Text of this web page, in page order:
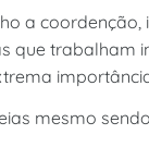
a
que trabalham
mesmo